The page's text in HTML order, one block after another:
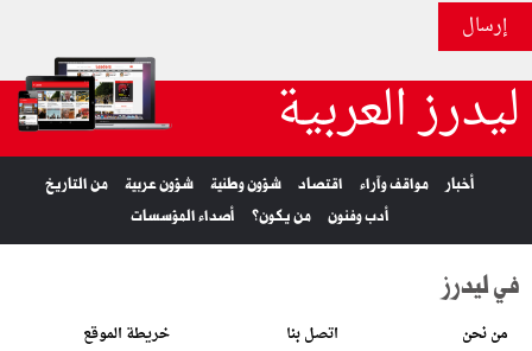
إرسال
ليدرز العربية
أخبار مواقف وآراء اقتصاد شؤون وطنية شؤون عربية
من التاريخ
أدب وفنون
من يكون؟ أصداء المؤسسات
في ليدرز
من نحن اتصل بنا خريطة الموقع